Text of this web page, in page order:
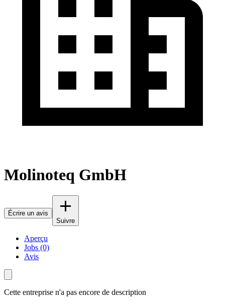
Molinoteq GmbH
Écrire un avis
Suivre
Aperçu
Jobs (0)
Avis
Cette entreprise n'a pas encore de description